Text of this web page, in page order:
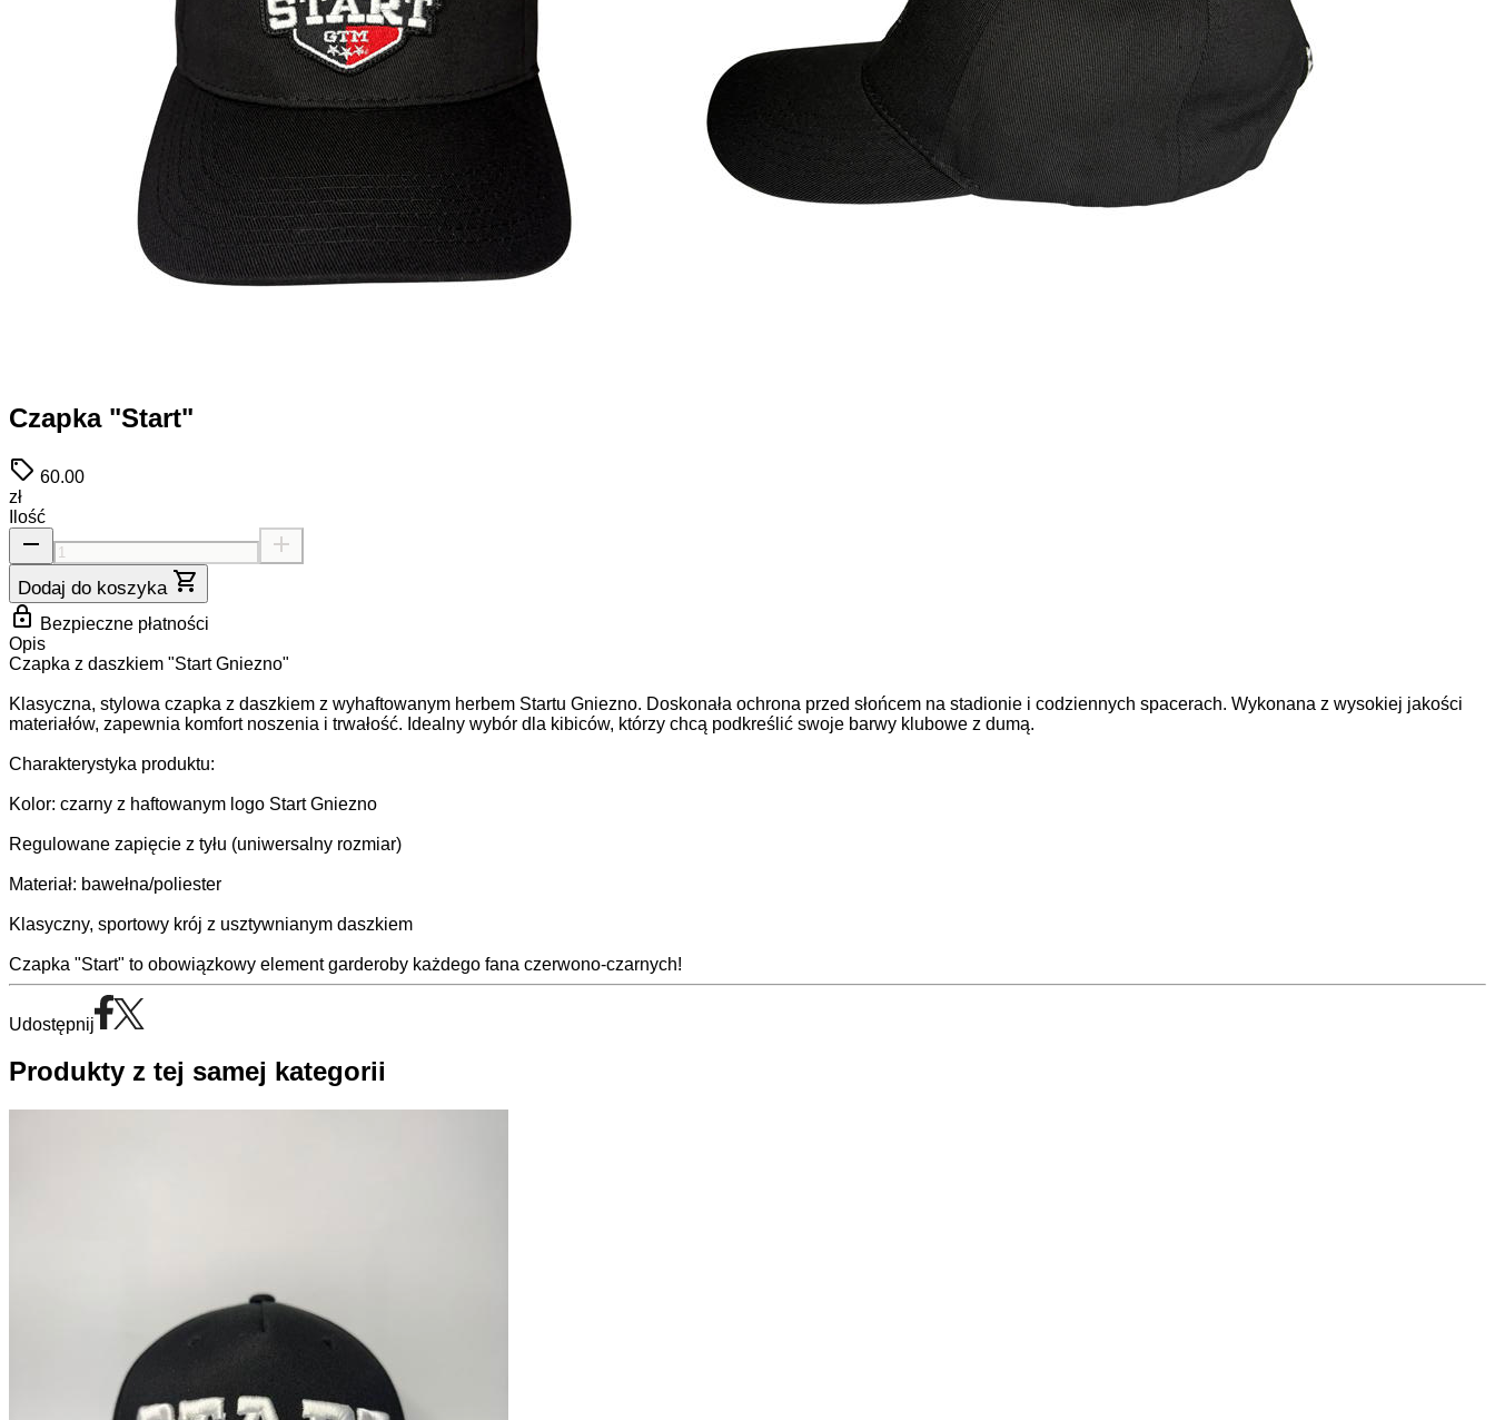
Czapka "Start"
sell 60.00
zł
Ilość
remove add
Dodaj do koszyka shopping_cart
lock Bezpieczne płatności
Opis
Czapka z daszkiem "Start Gniezno"
Klasyczna, stylowa czapka z daszkiem z wyhaftowanym herbem Startu Gniezno. Doskonała ochrona przed słońcem na stadionie i codziennych spacerach. Wykonana z wysokiej jakości
materiałów, zapewnia komfort noszenia i trwałość. Idealny wybór dla kibiców, którzy chcą podkreślić swoje barwy klubowe z dumą.
Charakterystyka produktu:
Kolor: czarny z haftowanym logo Start Gniezno
Regulowane zapięcie z tyłu (uniwersalny rozmiar)
Materiał: bawełna/poliester
Klasyczny, sportowy krój z usztywnianym daszkiem
Czapka "Start" to obowiązkowy element garderoby każdego fana czerwono-czarnych!
Udostępnij
Produkty z tej samej kategorii